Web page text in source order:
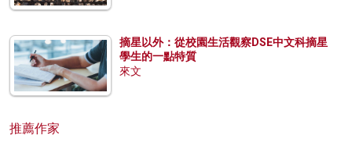
摘星以外：從校園生活觀察DSE中文科摘星
學生的一點特質
來文
推薦作家